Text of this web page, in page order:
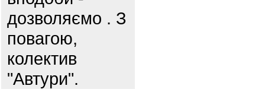
дозволяємо . З
повагою,
колектив
"Автури".